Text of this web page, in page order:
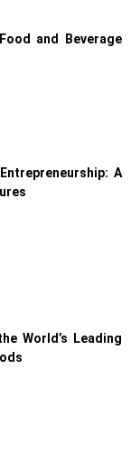
and Beverage
A
World’s Leading